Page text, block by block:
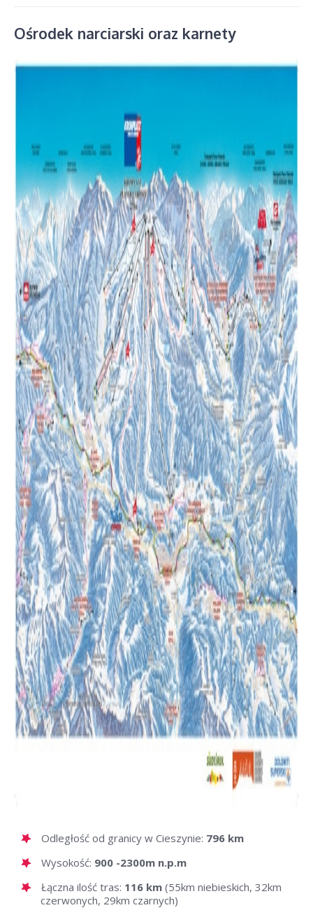
Ośrodek narciarski oraz karnety
Odległość od granicy w Cieszynie: 796 km
Wysokość: 900 -2300m n.p.m
Łączna ilość tras: 116 km (55km niebieskich, 32km
czerwonych, 29km czarnych)